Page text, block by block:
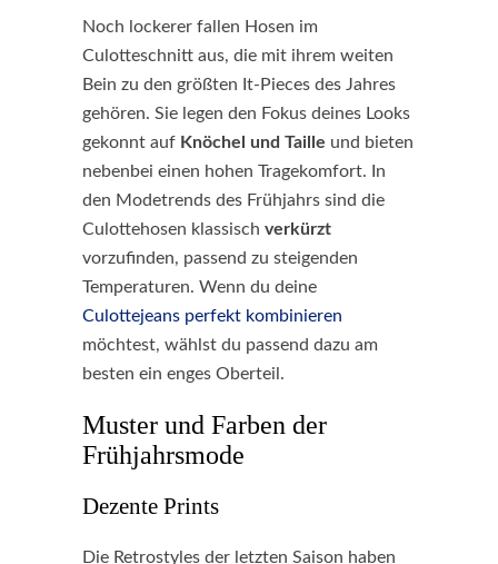
Noch lockerer fallen Hosen im
Culotteschnitt aus, die mit ihrem weiten
Bein zu den größten It-Pieces des Jahres
gehören. Sie legen den Fokus deines Looks
gekonnt auf Knöchel und Taille und bieten
nebenbei einen hohen Tragekomfort. In
den Modetrends des Frühjahrs sind die
Culottehosen klassisch verkürzt
vorzufinden, passend zu steigenden
Temperaturen. Wenn du deine
Culottejeans perfekt kombinieren
möchtest, wählst du passend dazu am
besten ein enges Oberteil.
Muster und Farben der
Frühjahrsmode
Dezente Prints
Die Retrostyles der letzten Saison haben